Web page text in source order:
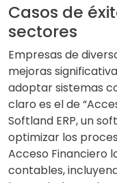
Casos de
sectores
Empresas de
mejoras
adoptar sistemas
claro es el de
Softland ERP, un
optimizar los
Acceso Financiero
contables,